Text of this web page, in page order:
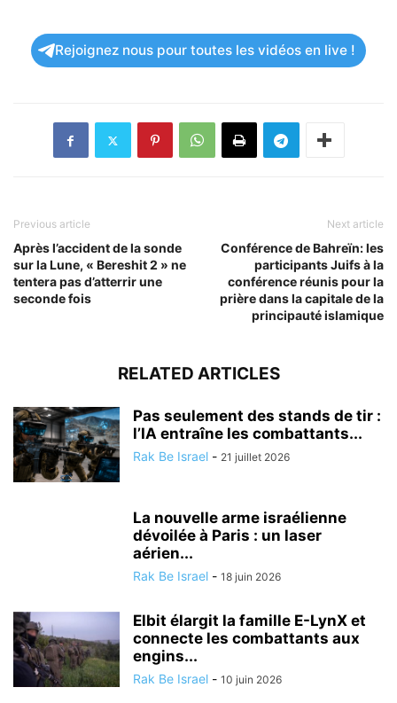
Rejoignez nous pour toutes les vidéos en live !
Previous article
Après l’accident de la sonde
sur la Lune, « Bereshit 2 » ne
tentera pas d’atterrir une
seconde fois
Next article
Conférence de Bahreïn: les
participants Juifs à la
conférence réunis pour la
prière dans la capitale de la
principauté islamique
RELATED ARTICLES
Pas seulement des stands de tir :
l’IA entraîne les combattants...
Rak Be Israel - 21 juillet 2026
La nouvelle arme israélienne
dévoilée à Paris : un laser
aérien...
Rak Be Israel - 18 juin 2026
Elbit élargit la famille E-LynX et
connecte les combattants aux
engins...
Rak Be Israel - 10 juin 2026